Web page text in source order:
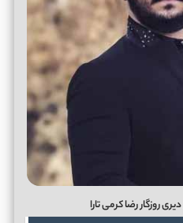
روزگار رضا کرمی تارا